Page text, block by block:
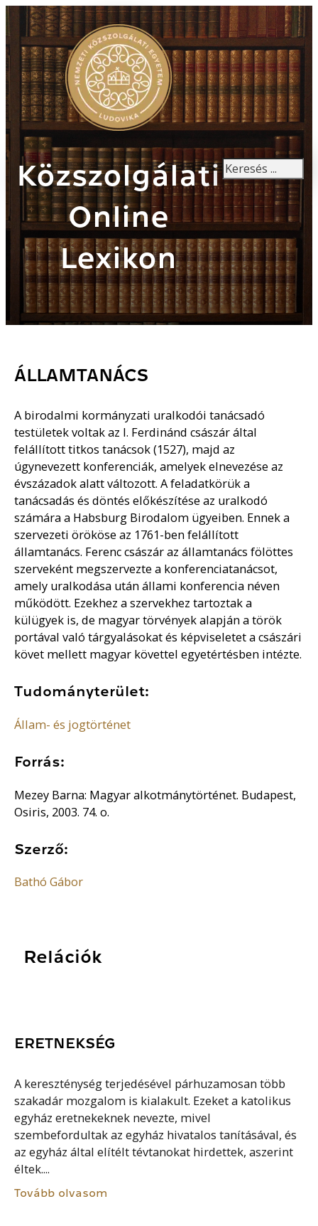
Közszolgálati
Online
Lexikon
Keresés
ÁLLAMTANÁCS
A birodalmi kormányzati uralkodói tanácsadó
testületek voltak az I. Ferdinánd császár által
felállított titkos tanácsok (1527), majd az
úgynevezett konferenciák, amelyek elnevezése az
évszázadok alatt változott. A feladatkörük a
tanácsadás és döntés előkészítése az uralkodó
számára a Habsburg Birodalom ügyeiben. Ennek a
szervezeti örököse az 1761-ben felállított
államtanács. Ferenc császár az államtanács fölöttes
szerveként megszervezte a konferenciatanácsot,
amely uralkodása után állami konferencia néven
működött. Ezekhez a szervekhez tartoztak a
külügyek is, de magyar törvények alapján a török
portával való tárgyalásokat és képviseletet a császári
követ mellett magyar követtel egyetértésben intézte.
Tudományterület:
Állam- és jogtörténet
Forrás:
Mezey Barna: Magyar alkotmánytörténet. Budapest,
Osiris, 2003. 74. o.
Szerző:
Bathó Gábor
Relációk
ERETNEKSÉG
A kereszténység terjedésével párhuzamosan több
szakadár mozgalom is kialakult. Ezeket a katolikus
egyház eretnekeknek nevezte, mivel
szembefordultak az egyház hivatalos tanításával, és
az egyház által elítélt tévtanokat hirdettek, aszerint
éltek....
Tovább olvasom